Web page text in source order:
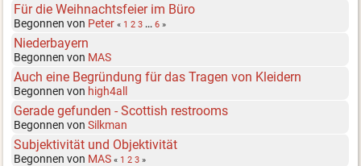
Für die Weihnachtsfeier im Büro
Begonnen von Peter « 1 2 3 ...6 »
Niederbayern
Begonnen von MAS
Auch eine Begründung für das Tragen von Kleidern
Begonnen von high4all
Gerade gefunden - Scottish restrooms
Begonnen vonSilkman
Subjektivität und Objektivität
Begonnen von MAS « 1 2 3 »